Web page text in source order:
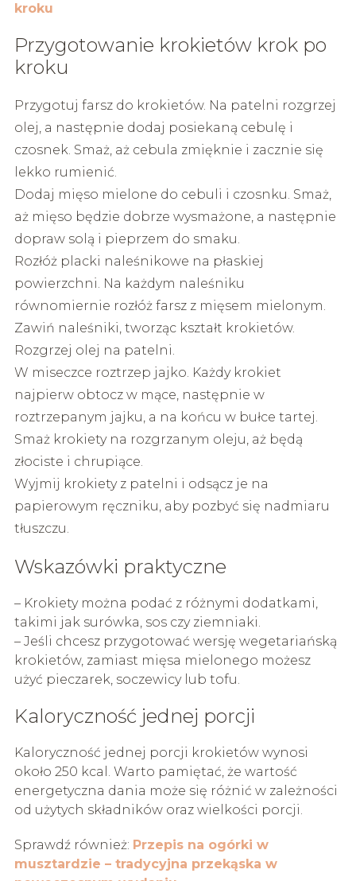
kroku
Przygotowanie krokietów krok po
kroku
Przygotuj farsz do krokietów. Na patelni rozgrzej
olej, a następnie dodaj posiekaną cebulę i
czosnek. Smaż, aż cebula zmięknie i zacznie się
lekko rumienić.
Dodaj mięso mielone do cebuli i czosnku. Smaż,
aż mięso będzie dobrze wysmażone, a następnie
dopraw solą i pieprzem do smaku.
Rozłóż placki naleśnikowe na płaskiej
powierzchni. Na każdym naleśniku
równomiernie rozłóż farsz z mięsem mielonym.
Zawiń naleśniki, tworząc kształt krokietów.
Rozgrzej olej na patelni.
W miseczce roztrzep jajko. Każdy krokiet
najpierw obtocz w mące, następnie w
roztrzepanym jajku, a na końcu w bułce tartej.
Smaż krokiety na rozgrzanym oleju, aż będą
złociste i chrupiące.
Wyjmij krokiety z patelni i odsącz je na
papierowym ręczniku, aby pozbyć się nadmiaru
tłuszczu.
Wskazówki praktyczne
– Krokiety można podać z różnymi dodatkami,
takimi jak surówka, sos czy ziemniaki.
– Jeśli chcesz przygotować wersję wegetariańską
krokietów, zamiast mięsa mielonego możesz
użyć pieczarek, soczewicy lub tofu.
Kaloryczność jednej porcji
Kaloryczność jednej porcji krokietów wynosi
około 250 kcal. Warto pamiętać, że wartość
energetyczna dania może się różnić w zależności
od użytych składników oraz wielkości porcji.
Sprawdź również: Przepis na ogórki w
musztardzie – tradycyjna przekąska w